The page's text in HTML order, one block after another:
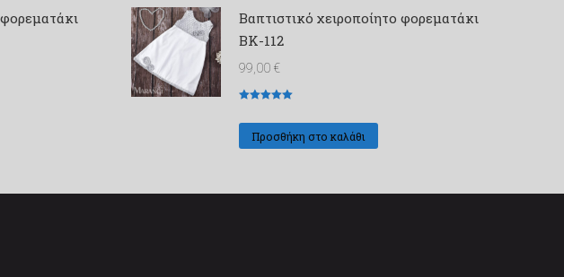
Βαπτιστικό χειροποίητο φορεματάκι
ΒΚ-112
99,00 €
με5από 5
Προσθήκη στο καλάθι